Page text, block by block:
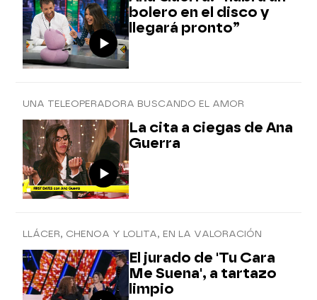
bolero en el disco y
llegará pronto”
UNA TELEOPERADORA BUSCANDO EL AMOR
La cita a ciegas de Ana
Guerra
LLÁCER, CHENOA Y LOLITA, EN LA VALORACIÓN
El jurado de 'Tu Cara
Me Suena', a tartazo
limpio